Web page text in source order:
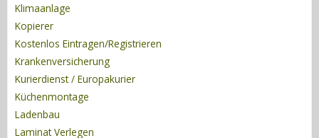
Klimaanlage
Kopierer
Kostenlos Eintragen/Registrieren
Krankenversicherung
Kurierdienst / Europakurier
Küchenmontage
Ladenbau
Laminat Verlegen